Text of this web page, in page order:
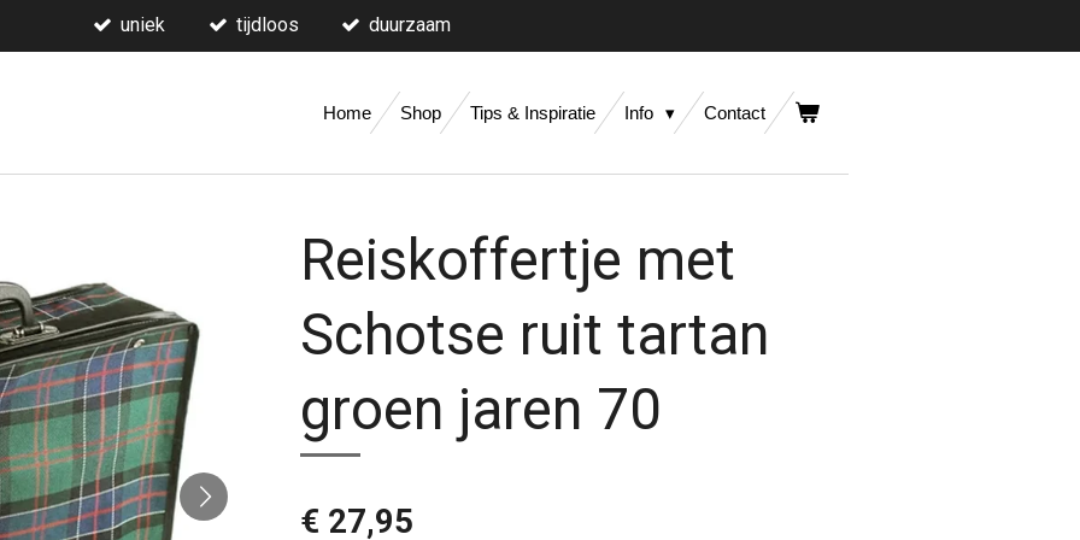
uniek tijdloos duurzaam
Home Shop Tips & Inspiratie Info Contact
Reiskoffertje met
Schotse ruit tartan
groen jaren 70
€ 27,95